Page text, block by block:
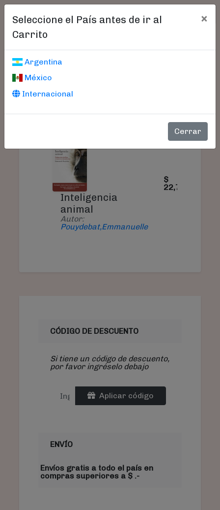
Seleccione el País antes de ir al
Carrito
×
Argentina
México
Internacional
Cerrar
Carrito De Compras
PRODUCTO PRECIO
Inteligencia
animal
Autor:
Pouydebat,Emmanuelle
$
22,78
CÓDIGO DE DESCUENTO
Si tiene un código de descuento,
por favor ingréselo debajo
Aplicar código
ENVÍO
Envíos gratis a todo el país en
compras superiores a $ .-